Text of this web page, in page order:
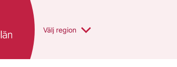
Du har valt region
Välj en annan
region